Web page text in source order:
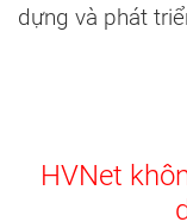
dựng và phát
HVNet